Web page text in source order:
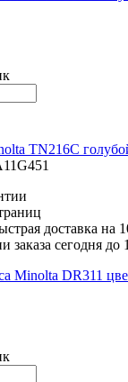
TN216C
доставка на
заказа сегодня до